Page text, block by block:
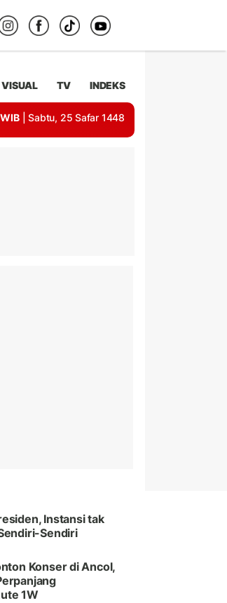
VISUAL TV INDEKS
| Sabtu, 25 Safar 1448
Instansi tak
Sendiri
Konser di Ancol,
1W